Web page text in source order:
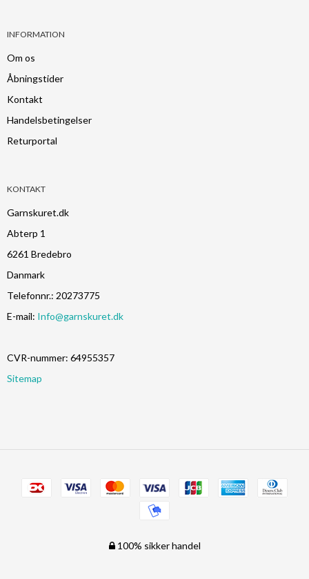
INFORMATION
Om os
Åbningstider
Kontakt
Handelsbetingelser
Returportal
KONTAKT
Garnskuret.dk
Abterp 1
6261 Bredebro
Danmark
Telefonnr.: 20273775
E-mail: Info@garnskuret.dk
CVR-nummer: 64955357
Sitemap
100% sikker handel